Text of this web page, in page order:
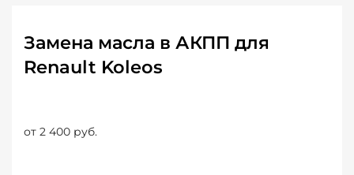
Замена масла в АКПП для
Renault Koleos
от 2 400 руб.